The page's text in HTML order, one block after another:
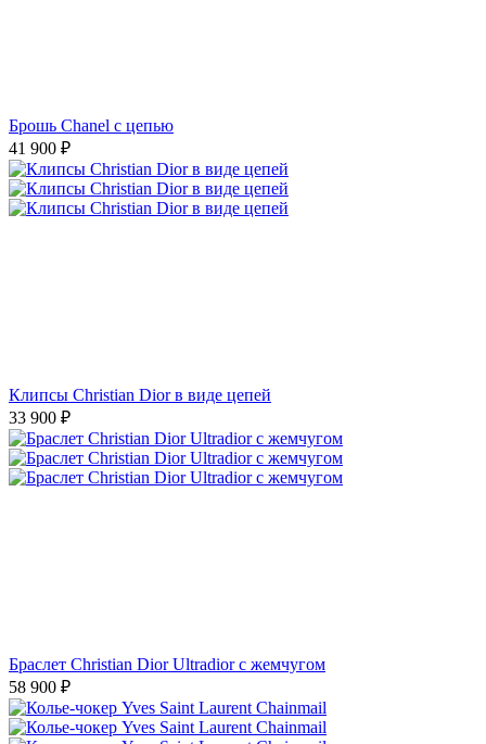
Брошь Chanel с цепью
41 900 ₽
Клипсы Christian Dior в виде цепей
33 900 ₽
Браслет Christian Dior Ultradior с жемчугом
58 900 ₽